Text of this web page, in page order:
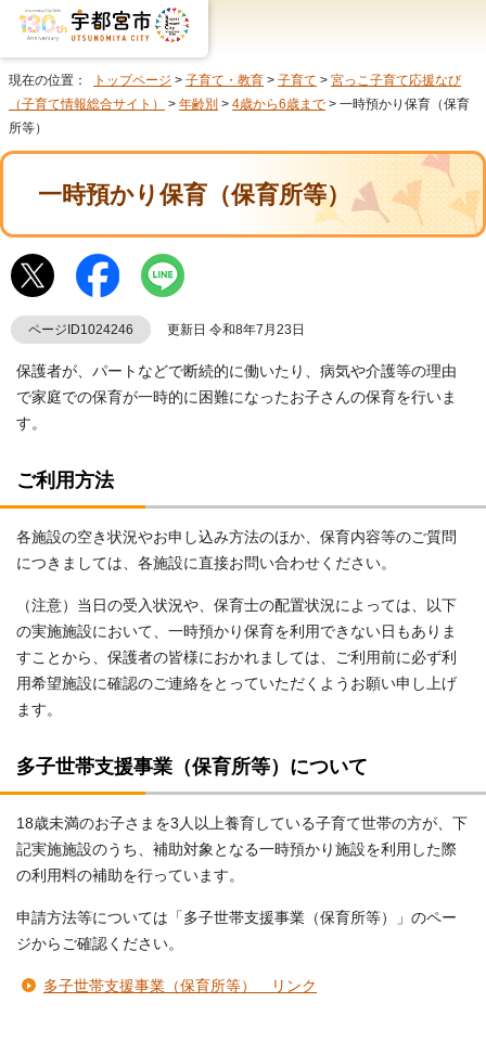
現在の位置： トップページ > 子育て・教育 > 子育て > 宮っこ子育て応援なび
（子育て情報総合サイト）
> 年齢別 > 4歳から6歳まで > 一時預かり保育（保育
所等）
一時預かり保育（保育所等）
ページID1024246 更新日 令和8年7月23日
保護者が、パートなどで断続的に働いたり、病気や介護等の理由
で家庭での保育が一時的に困難になったお子さんの保育を行いま
す。
ご利用方法
各施設の空き状況やお申し込み方法のほか、保育内容等のご質問
につきましては、各施設に直接お問い合わせください。
（注意）当日の受入状況や、保育士の配置状況によっては、以下
の実施施設において、一時預かり保育を利用できない日もありま
すことから、保護者の皆様におかれましては、ご利用前に必ず利
用希望施設に確認のご連絡をとっていただくようお願い申し上げ
ます。
多子世帯支援事業（保育所等）について
18歳未満のお子さまを3人以上養育している子育て世帯の方が、下
記実施施設のうち、補助対象となる一時預かり施設を利用した際
の利用料の補助を行っています。
申請方法等については「多子世帯支援事業（保育所等）」のペー
ジからご確認ください。
多子世帯支援事業（保育所等） リンク